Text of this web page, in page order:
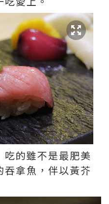
吃的雖不是最肥美
拿魚，伴以黃芥